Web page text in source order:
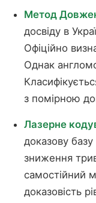
Метод
досвіду в
Офіційно
Однак
з помірною
Лазерне
доказову
зниження
самостійний
доказовість